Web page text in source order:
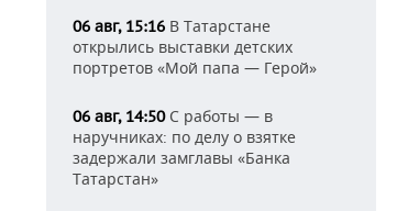
06 авг, 15:16 В Татарстане
открылись выставки детских
портретов «Мой папа — Герой»
06 авг, 14:50С работы — в
наручниках: по делу о взятке
задержали замглавы «Банка
Татарстан»